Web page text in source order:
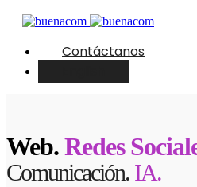
Contáctanos
Web.Redes
Comunicación. IA.